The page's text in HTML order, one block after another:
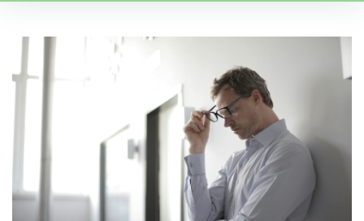
Tag:
Hersenfabriek